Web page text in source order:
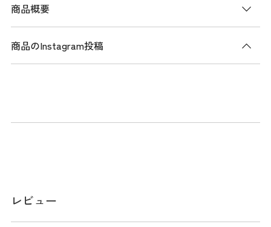
商品概要
商品説明
メーカー品番：PBMG6AC7
サイズ
分割:4分割 / 重量:3.2kg / クラブ収納数:14本 /
商品のInstagram投稿
レビュー